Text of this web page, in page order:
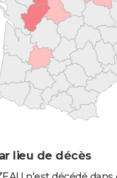
lieu de décès